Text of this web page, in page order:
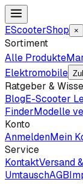
EScooterShop ×
Sortiment
Alle Produkte
Elektromobile
Ratgeber &
BlogE-Scooter
FinderModelle
Konto
AnmeldenMein
Service
KontaktVersand
UmtauschAGB